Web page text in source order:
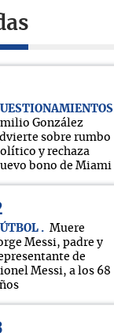
González
sobre rumbo
y rechaza
bono de Miami
Muere
Messi, padre y
de
Messi, a los 68